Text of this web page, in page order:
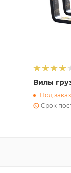
Вилы
Под заказ
Срок